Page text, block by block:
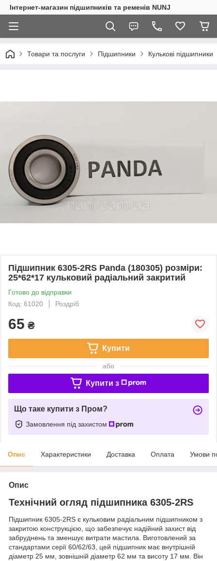
Інтернет-магазин підшипників та ременів NUNJ
Товари та послуги Підшипники Кулькові підшипники
Підшипник 6305-2RS Panda (180305) розміри:
25*62*17 кульковий радіальний закритий
Готово до відправки
Код: 61020
Роздріб
65 ₴
Купити
або
Купити з
Що таке купити з Пром?
Замовлення під захистом
Опис Характеристики Доставка Оплата Умови
Опис
Технічний огляд підшипника 6305-2RS
Підшипник 6305-2RS є кульковим радіальним підшипником з
закритою конструкцією, що забезпечує надійний захист від
забруднень та зменшує витрати мастила. Виготовлений за
стандартами серії 60/62/63, цей підшипник має внутрішній
діаметр 25 мм, зовнішній діаметр 62 мм та висоту 17 мм. Він